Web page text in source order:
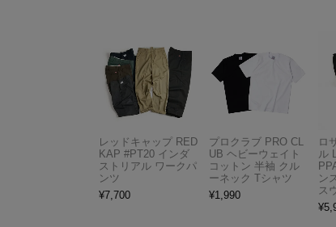
レッドキャップ RED
KAP #PT20 インダ
ストリアル ワークパ
ンツ
¥7,700
プロクラブ PRO CL
UB ヘビーウェイト
コットン 半袖 クル
ーネック Tシャツ
¥1,990
ロ
ル
ン
ス
¥